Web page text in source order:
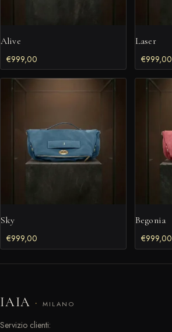
Alive
€999,00
Laser
€999,00
Sky
€999,00
Begonia
€999,00
IAIA · MILANO
Servizio clienti: